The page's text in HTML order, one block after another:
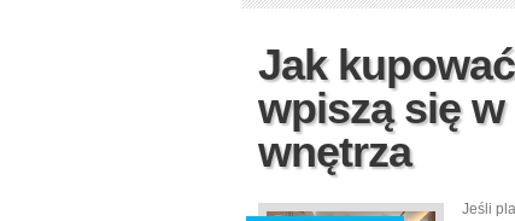
Jak
wpiszą się w
wnętrza
Jeśli